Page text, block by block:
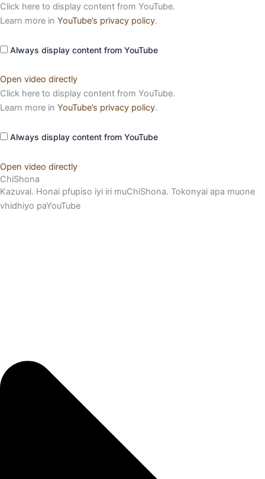
Click here to display content from YouTube.
Learn more in YouTube’s privacy policy.
Always display content from YouTube
Open video directly
Click here to display content from YouTube.
Learn more in YouTube’s privacy policy.
Always display content from YouTube
Open video directly
ChiShona
Kazuvai. Honai pfupiso iyi iri muChiShona. Tokonyai apa muone
vhidhiyo paYouTube